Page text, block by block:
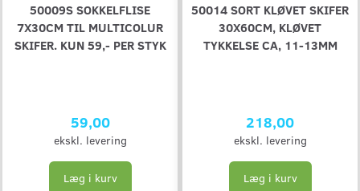
50009S SOKKELFLISE
7X30CM TIL MULTICOLUR
SKIFER. KUN 59,- PER STYK
59,00
ekskl. levering
Læg i kurv
50014 SORT KLØVET SKIFER
30X60CM, KLØVET
TYKKELSE CA, 11-13MM
218,00
ekskl. levering
Læg i kurv